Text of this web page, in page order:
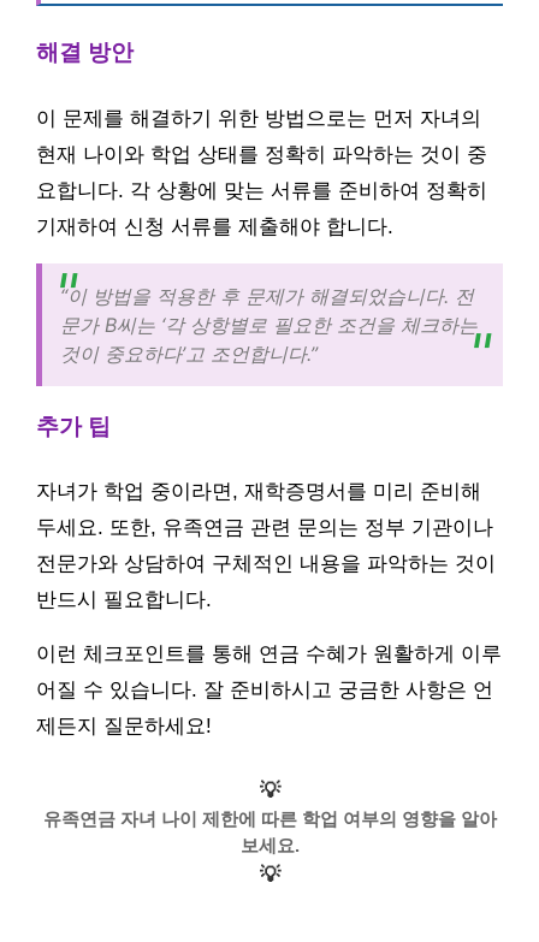
해결 방안
이 문제를 해결하기 위한 방법으로는 먼저 자녀의
현재 나이와 학업 상태를 정확히 파악하는 것이 중
요합니다. 각 상황에 맞는 서류를 준비하여 정확히
기재하여 신청 서류를 제출해야 합니다.
“이 방법을 적용한 후 문제가 해결되었습니다. 전
문가 B씨는 ‘각 상항별로 필요한 조건을 체크하는
것이 중요하다’고 조언합니다.”
추가 팁
자녀가 학업 중이라면, 재학증명서를 미리 준비해
두세요. 또한, 유족연금 관련 문의는 정부 기관이나
전문가와 상담하여 구체적인 내용을 파악하는 것이
반드시 필요합니다.
이런 체크포인트를 통해 연금 수혜가 원활하게 이루
어질 수 있습니다. 잘 준비하시고 궁금한 사항은 언
제든지 질문하세요!
💡
유족연금 자녀 나이 제한에 따른 학업 여부의 영향을 알아
보세요.
💡